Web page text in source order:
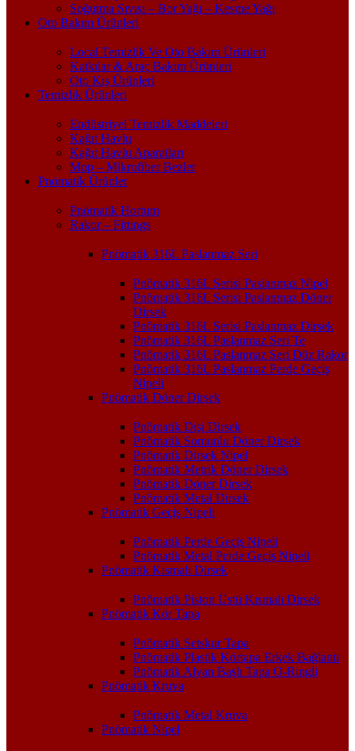
Soğutma Sıvısı – Bor Yağı – Kesme Yağı
Oto Bakım Ürünleri
Local Temizlik Ve Oto Bakım Ürünleri
Katkılar & Araç Bakım Ürünleri
Oto Kış Ürünleri
Temizlik Ürünleri
Endüstriyel Temizlik Maddeleri
Kağıt Havlu
Kağıt Havlu Aparatları
Mop – Mikrofiber Bezler
Pnömatik Ürünler
Pnömatik Hortum
Rakor – Fittings
Pnömatik 316L Paslanmaz Seri
Pnömatik 316L Serisi Paslanmaz Nipel
Pnömatik 316L Serisi Paslanmaz Döner
Dirsek
Pnömatik 316L Serisi Paslanmaz Dirsek
Pnömatik 316L Paslanmaz Seri Te
Pnömatik 316L Paslanmaz Seri Düz Rakor
Pnömatik 316L Paslanmaz Perde Geçiş
Nipeli
Pnömatik Döner Dirsek
Pnömatik Dişi Dirsek
Pnömatik Somunlu Döner Dirsek
Pnömatik Dirsek Nipel
Pnömatik Metrik Döner Dirsek
Pnömatik Döner Dirsek
Pnömatik Metal Dirsek
Pnömatik Geçiş Nipeli
Pnömatik Perde Geçiş Nipeli
Pnömatik Metal Perde Geçiş Nipeli
Pnömatik Kısmalı Dirsek
Pnömatik Piston Üstü Kısmalı Dirsek
Pnömatik Kör Tapa
Pnömatik Setskur Tapa
Pnömatik Plastik Körtapa Erkek Bağlantı
Pnömatik Alyan Başlı Tapa O-Ringli
Pnömatik Kruva
Pnömatik Metal Kruva
Pnömatik Nipel